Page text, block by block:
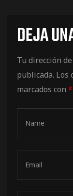
DEJA
Tu dirección
publicada. Los
marcados con *